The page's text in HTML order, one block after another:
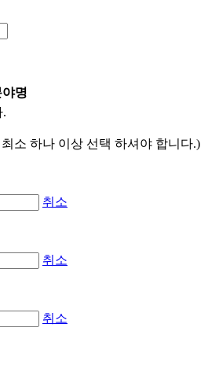
명
.
소 하나 이상 선택 하셔야 합니다.)
취소
취소
취소